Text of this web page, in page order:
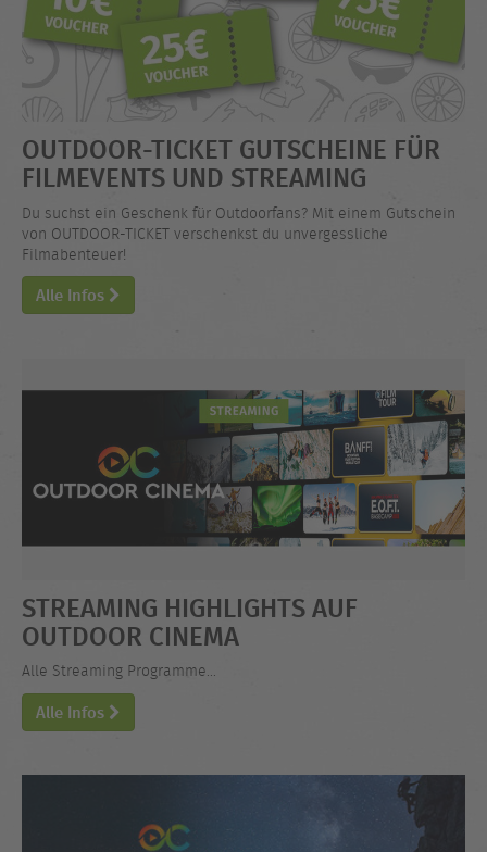
OUTDOOR-TICKET GUTSCHEINE FÜR
FILMEVENTS UND STREAMING
Du suchst ein Geschenk für Outdoorfans? Mit einem Gutschein
von OUTDOOR-TICKET verschenkst du unvergessliche
Filmabenteuer!
Alle Infos
STREAMING HIGHLIGHTS AUF
OUTDOOR CINEMA
Alle Streaming Programme...
Alle Infos